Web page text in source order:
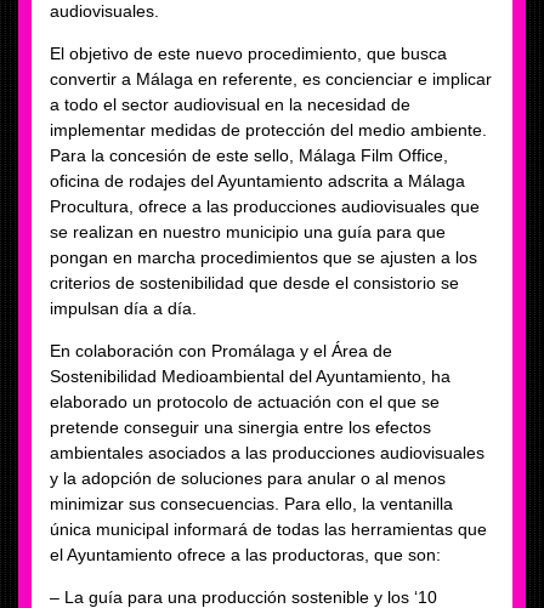
audiovisuales.
El objetivo de este nuevo procedimiento, que busca
convertir a Málaga en referente, es concienciar e implicar
a todo el sector audiovisual en la necesidad de
implementar medidas de protección del medio ambiente.
Para la concesión de este sello, Málaga Film Office,
oficina de rodajes del Ayuntamiento adscrita a Málaga
Procultura, ofrece a las producciones audiovisuales que
se realizan en nuestro municipio una guía para que
pongan en marcha procedimientos que se ajusten a los
criterios de sostenibilidad que desde el consistorio se
impulsan día a día.
En colaboración con Promálaga y el Área de
Sostenibilidad Medioambiental del Ayuntamiento, ha
elaborado un protocolo de actuación con el que se
pretende conseguir una sinergia entre los efectos
ambientales asociados a las producciones audiovisuales
y la adopción de soluciones para anular o al menos
minimizar sus consecuencias. Para ello, la ventanilla
única municipal informará de todas las herramientas que
el Ayuntamiento ofrece a las productoras, que son:
– La guía para una producción sostenible y los ‘10